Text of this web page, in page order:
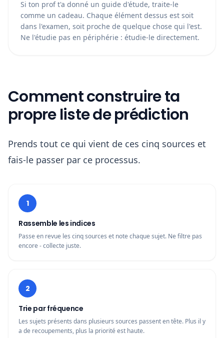
Si ton prof t'a donné un guide d'étude, traite-le
comme un cadeau. Chaque élément dessus est soit
dans l'examen, soit proche de quelque chose qui l'est.
Ne l'étudie pas en périphérie : étudie-le directement.
Comment construire ta
propre liste de prédiction
Prends tout ce qui vient de ces cinq sources et
fais-le passer par ce processus.
1
Rassemble les indices
Passe en revue les cinq sources et note chaque sujet. Ne filtre pas
encore - collecte juste.
2
Trie par fréquence
Les sujets présents dans plusieurs sources passent en tête. Plus il y
a de recoupements, plus la priorité est haute.